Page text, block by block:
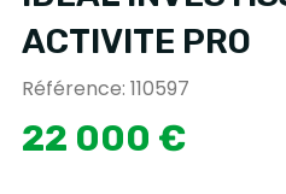
ACTIVITE PRO
Référence: 110597
22 000 €